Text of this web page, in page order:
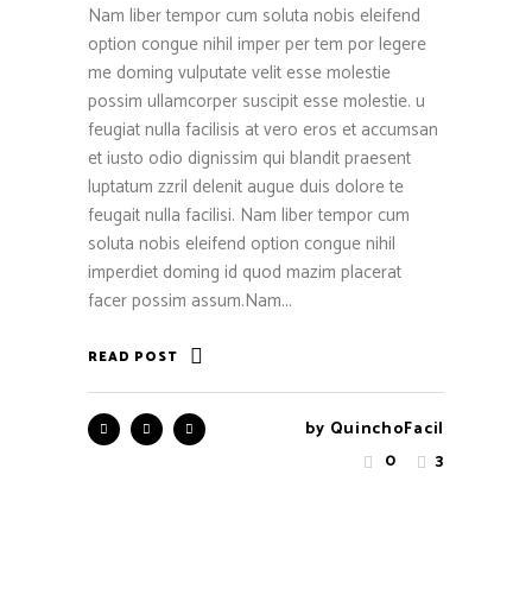
Nam liber tempor cum soluta nobis eleifend
option congue nihil imper per tem por legere
me doming vulputate velit esse molestie
possim ullamcorper suscipit esse molestie. u
feugiat nulla facilisis at vero eros et accumsan
et iusto odio dignissim qui blandit praesent
luptatum zzril delenit augue duis dolore te
feugait nulla facilisi. Nam liber tempor cum
soluta nobis eleifend option congue nihil
imperdiet doming id quod mazim placerat
facer possim assum.Nam...
READ POST
by QuinchoFacil
0
3